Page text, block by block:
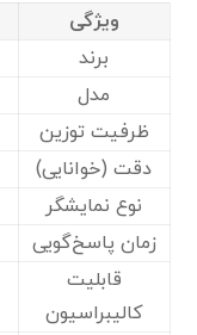
ویژگی
برند
مدل
ظرفیت توزین
دقت (خوانایی)
نوع نمایشگر
زمان پاسخ‌گویی
قابلیت
کالیبراسیون